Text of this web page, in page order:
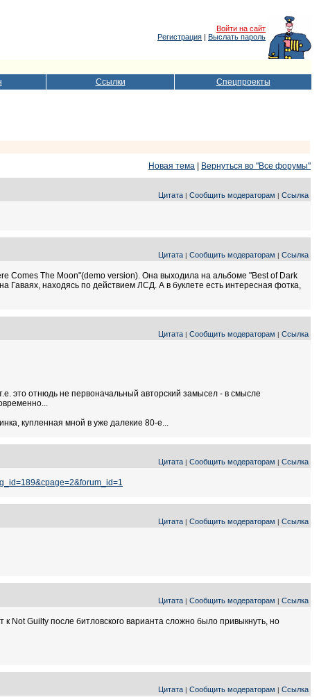
Войти на сайт
Регистрация | Выслать пароль
Ссылки Спецпроекты
Новая тема
Вернуться во "Все форумы"
Цитата | Сообщить модераторам | Ссылка
Цитата | Сообщить модераторам | Ссылка
Comes The Moon"(demo version). Она выходила на альбоме "Best of Dark
Гаваях, находясь по действием ЛСД. А в буклете есть интересная фотка,
Цитата | Сообщить модераторам | Ссылка
это отнюдь не первоначальный авторский замысел - в смысле
купленная мной в уже далекие 80-е...
Цитата | Сообщить модераторам | Ссылка
Цитата | Сообщить модераторам | Ссылка
Цитата | Сообщить модераторам | Ссылка
Not Guilty после битловского варианта сложно было привыкнуть, но
Цитата | Сообщить модераторам | Ссылка